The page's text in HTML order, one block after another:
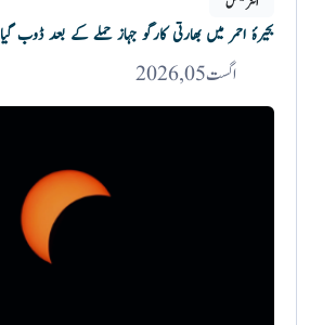
بحیرۂ احمر میں بھارتی کارگو جہاز حملے کے بعد ڈوب گیا
اگست 05, 2026